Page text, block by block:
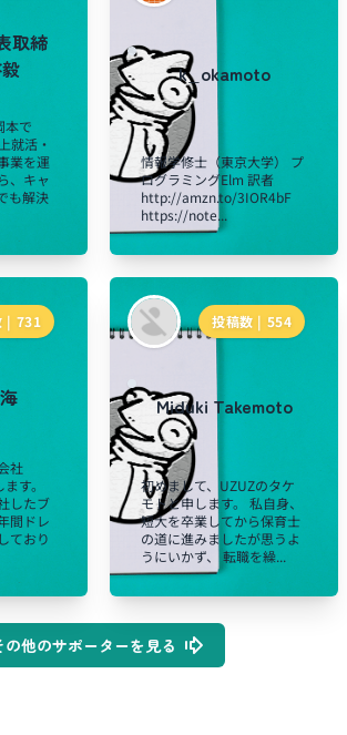
取締
本で
就活・
業を運
、キャ
も解決
k_okamoto
情報学修士（東京大学） プ
ログラミングElm 訳者
http://amzn.to/3IOR4bF
https://note...
| 731
社
す。
したブ
間ドレ
ており
投稿数 | 554
Miduki Takemoto
初めまして、UZUZのタケ
モトと申します。 私自身、
短大を卒業してから保育士
の道に進みましたが思うよ
うにいかず、 転職を繰...
の他のサポーターを見る